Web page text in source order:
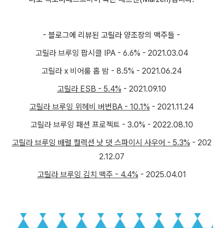
- 블로그에 리뷰된 고릴라 양조장의 맥주들 -
고릴라 브루잉 팝시클 IPA - 6.6% - 2021.03.04
고릴라 x 비어룸 홉 밤 - 8.5% - 2021.06.24
고릴라 ESB - 5.4% - 2021.09.10
고릴라 브루잉 위헤비 버번BA - 10.1% - 2021.11.24
고릴라 브루잉 패션 프로젝트 - 3.0% - 2022.08.10
고릴라 브루잉 배럴 컬렉션 낫 댓 스파이시 사우어 - 5.3% - 202
2.12.07
고릴라 브루잉 김치 맥주 - 4.4% - 2025.04.01